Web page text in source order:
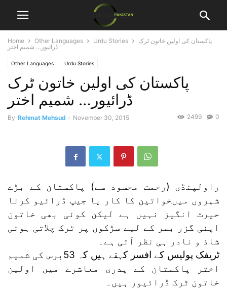
Home Other Languages Urdu Stories
پاکستان کی اولین خاتون ٹرک
ڈرائیور… شمیم اختر
Other Languages Urdu Stories
پاکستان کی اولین خاتون ٹرک
ڈرائیور… شمیم اختر
By Rehmat Mehsud - November 30, 2015 0
2499
راولپنڈی (رحمت محسود سے) پاکستان کے بڑے
شہروں میںخواتین کا کار یا جیپ ڈرائیو کرنا
حیرت انگیز نہیں ہے لیکن کوئی بھی خاتون
اپنی گزر بسر کے لیے سڑکوں پر ٹرک چلاتی ہوئی
شاذ و نادر ہی نظر آتی ہے۔
ٹریفک پولیس کے افسر کہتے ہیں کہ 53برس کی شمیم
اختر پاکستان کے پدری معاشرے میں اولین
خاتون ٹرک ڈرائیور ہیں۔